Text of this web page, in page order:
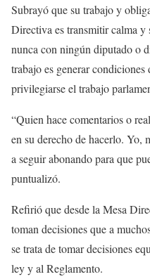
Subrayó que su trabajo y
Directiva es transmitir calma y
nunca con ningún diputado o
trabajo es generar
privilegiarse el trabajo
“Quien hace comentarios o
en su derecho de hacerlo. Yo,
a seguir abonando para que
puntualizó.
Refirió que desde la Mesa
toman decisiones que a
se trata de tomar decisiones
ley y al Reglamento.